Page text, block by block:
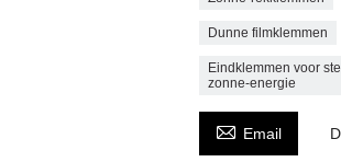
Dunne filmklemmen
Eindklemmen voor
zonne-energie
 Email